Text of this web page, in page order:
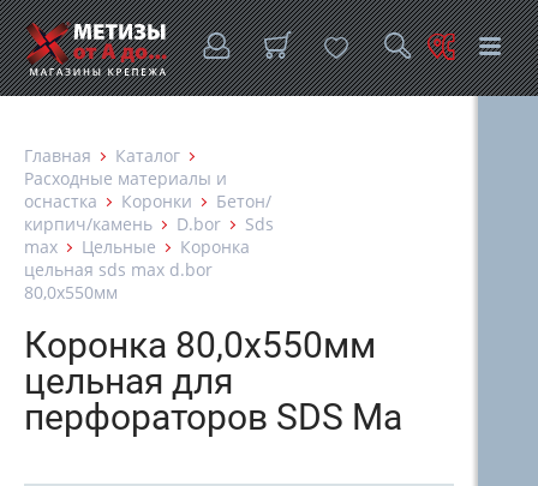
Главная
Каталог
Расходные материалы и
оснастка
Коронки
Бетон/
кирпич/камень
D.bor
Sds
max
Цельные
Коронка
цельная sds max d.bor
80,0х550мм
Коронка 80,0х550мм
цельная для
перфораторов SDS Ma